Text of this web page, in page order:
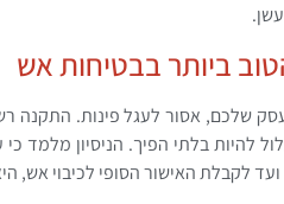
ביותר בבטיחות אש
שלכם, אסור לעגל פינות. התקנה
להיות בלתי הפיך. הניסיון מלמד
לקבלת האישור הסופי לכיבוי אש,